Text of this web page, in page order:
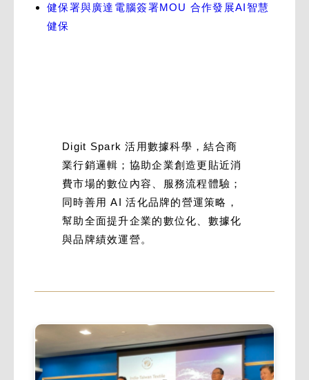
健保署與廣達電腦簽署MOU 合作發展AI智慧
健保
Digit Spark 活用數據科學，結合商
業行銷邏輯；協助企業創造更貼近消
費市場的數位內容、服務流程體驗；
同時善用 AI 活化品牌的營運策略，
幫助全面提升企業的數位化、數據化
與品牌績效運營。